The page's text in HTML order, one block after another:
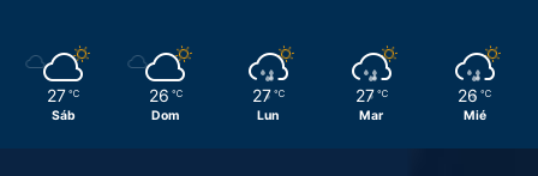
27 ℃
Sáb
26 ℃
Dom
27 ℃
Lun
27 ℃
Mar
26 ℃
Mié